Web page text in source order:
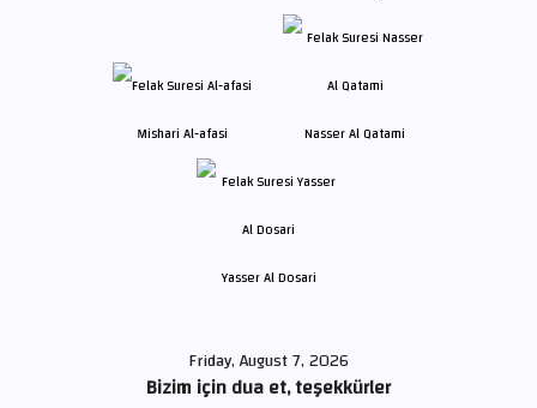
Mishari Al-afasi Nasser Al Qatami
Yasser Al Dosari
Friday, August 7, 2026
Bizim için dua et, teşekkürler